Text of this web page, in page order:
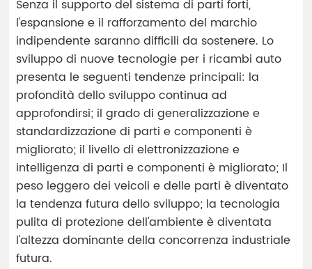
Senza il supporto del sistema di parti forti,
l'espansione e il rafforzamento del marchio
indipendente saranno difficili da sostenere. Lo
sviluppo di nuove tecnologie per i ricambi auto
presenta le seguenti tendenze principali: la
profondità dello sviluppo continua ad
approfondirsi; il grado di generalizzazione e
standardizzazione di parti e componenti è
migliorato; il livello di elettronizzazione e
intelligenza di parti e componenti è migliorato; Il
peso leggero dei veicoli e delle parti è diventato
la tendenza futura dello sviluppo; la tecnologia
pulita di protezione dell'ambiente è diventata
l'altezza dominante della concorrenza industriale
futura.